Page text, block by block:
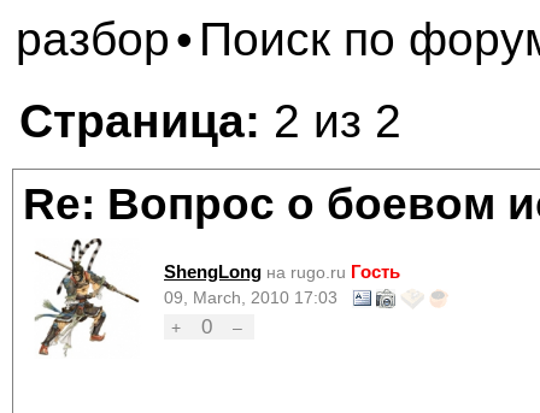
разбор• Поиск по
Страница: 2 из 2
Re: Вопрос о боевом
ShengLong на rugo.ru Гость
09, March, 2010 17:03
+
0 –